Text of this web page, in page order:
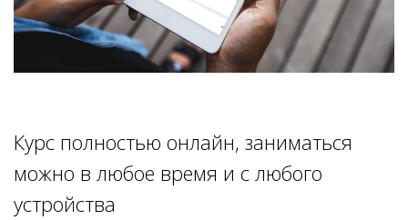
Курс полностью онлайн, заниматься
можно в любое время и с любого
устройства